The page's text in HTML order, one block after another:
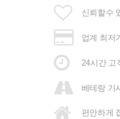
신뢰할수
업계 최저
24시간 고
베테랑 기
편안하게